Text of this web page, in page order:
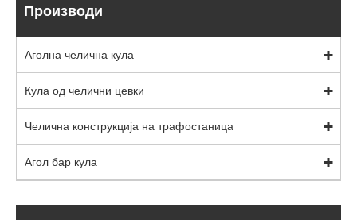
Производи
Аголна челична кула
Кула од челични цевки
Челична конструкција на трафостаница
Агол бар кула